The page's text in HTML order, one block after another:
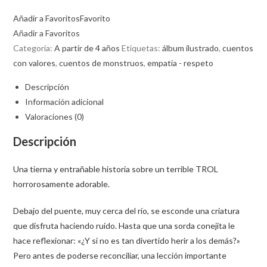
Añadir a FavoritosFavorito
Añadir a Favoritos
Categoría:A partir de 4 años Etiquetas:álbum ilustrado,cuentos
con valores,cuentos de monstruos,empatía - respeto
Descripción
Información adicional
Valoraciones (0)
Descripción
Una tierna y entrañable historia sobre un terrible TROL
horrorosamente adorable.
Debajo del puente, muy cerca del río, se esconde una criatura
que disfruta haciendo ruido. Hasta que una sorda conejita le
hace reflexionar: «¿Y si no es tan divertido herir a los demás?»
Pero antes de poderse reconciliar, una lección importante